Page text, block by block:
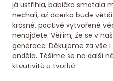
já ustřihla, babička smotala
nechali, až dcerka bude
krásné, poctivě vytvořené
nenajdete. Věřím, že se v
generace. Děkujeme za vše
anděla. Těšíme se na další
kteativitě a tvorbě.